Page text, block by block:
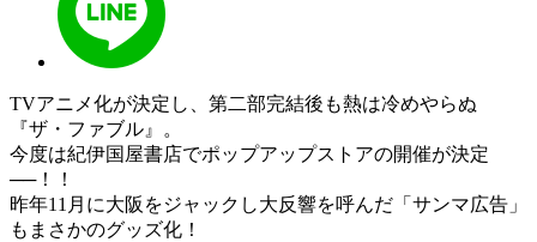
TVアニメ化が決定し、第二部完結後も熱は冷めやらぬ
『ザ・ファブル』。
今度は紀伊国屋書店でポップアップストアの開催が決定
──！！
昨年11月に大阪をジャックし大反響を呼んだ「サンマ広告」
もまさかのグッズ化！